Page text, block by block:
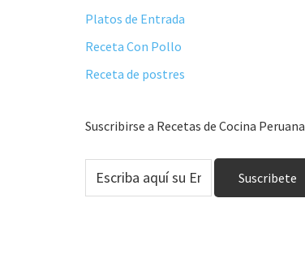
Platos de Entrada
Receta Con Pollo
Receta de postres
Suscribirse a Recetas de Cocina Peruana